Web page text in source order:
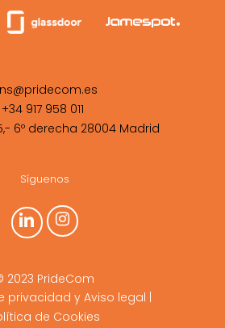
+34 917 958 011
6º derecha 28004 Madrid
Síguenos
2023 PrideCom
privacidad y Aviso legal
de Cookies